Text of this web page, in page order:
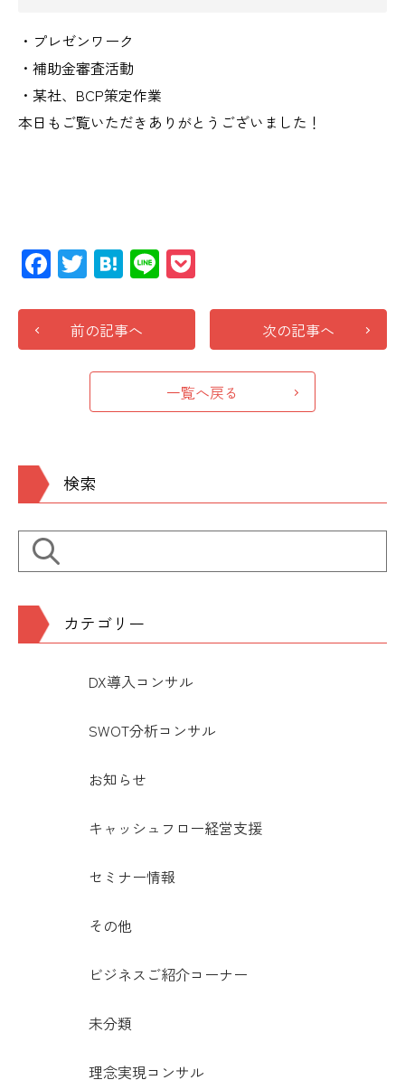
・プレゼンワーク
・補助金審査活動
・某社、BCP策定作業
本日もご覧いただきありがとうございました！
Facebook
Twitter
Hatena
Line
前の記事へ 次の記事へ
一覧へ戻る
検索
カテゴリー
DX導入コンサル
SWOT分析コンサル
お知らせ
キャッシュフロー経営支援
セミナー情報
その他
ビジネスご紹介コーナー
未分類
理念実現コンサル